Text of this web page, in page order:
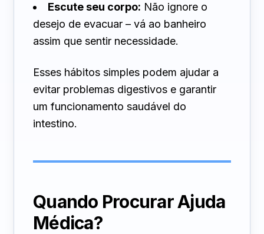
Escute seu corpo: Não ignore o
desejo de evacuar – vá ao banheiro
assim que sentir necessidade.
Esses hábitos simples podem ajudar a
evitar problemas digestivos e garantir
um funcionamento saudável do
intestino.
Quando Procurar Ajuda
Médica?